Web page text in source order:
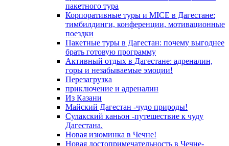
пакетного тура
Корпоративные туры и MICE в Дагестане:
тимбилдинги, конференции, мотивационные
поездки
Пакетные туры в Дагестан: почему выгоднее
брать готовую программу
Активный отдых в Дагестане: адреналин,
горы и незабываемые эмоции!
Перезагрузка
приключение и адреналин
Из Казани
Майский Дагестан -чудо природы!
Сулакский каньон -путешествие к чуду
Дагестана.
Новая изюминка в Чечне!
Новая достопримечательность в Чечне-